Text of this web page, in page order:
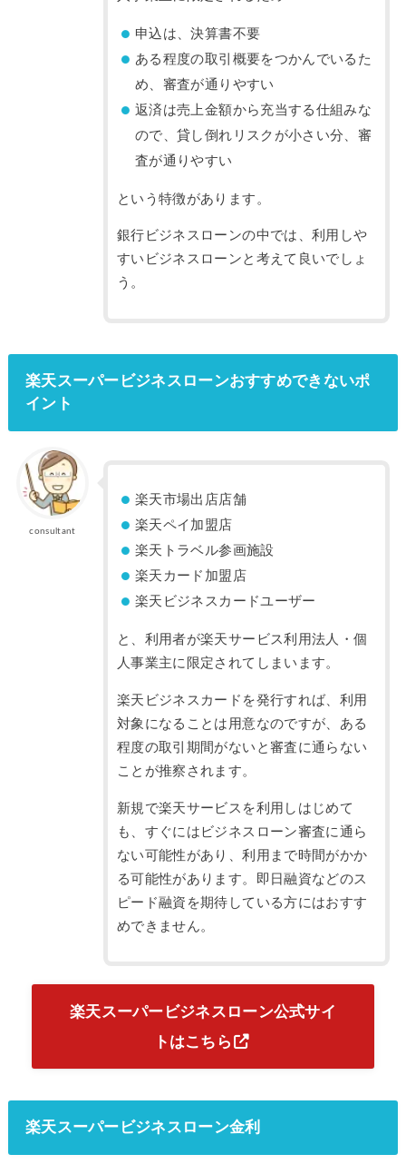
申込は、決算書不要
ある程度の取引概要をつかんでいるた
め、審査が通りやすい
返済は売上金額から充当する仕組みな
ので、貸し倒れリスクが小さい分、審
査が通りやすい
という特徴があります。
銀行ビジネスローンの中では、利用しや
すいビジネスローンと考えて良いでしょ
う。
楽天スーパービジネスローンおすすめできないポ
イント
consultant
楽天市場出店店舗
楽天ペイ加盟店
楽天トラベル参画施設
楽天カード加盟店
楽天ビジネスカードユーザー
と、利用者が楽天サービス利用法人・個
人事業主に限定されてしまいます。
楽天ビジネスカードを発行すれば、利用
対象になることは用意なのですが、ある
程度の取引期間がないと審査に通らない
ことが推察されます。
新規で楽天サービスを利用しはじめて
も、すぐにはビジネスローン審査に通ら
ない可能性があり、利用まで時間がかか
る可能性があります。即日融資などのス
ピード融資を期待している方にはおすす
めできません。
楽天スーパービジネスローン公式サイ
トはこちら
楽天スーパービジネスローン金利